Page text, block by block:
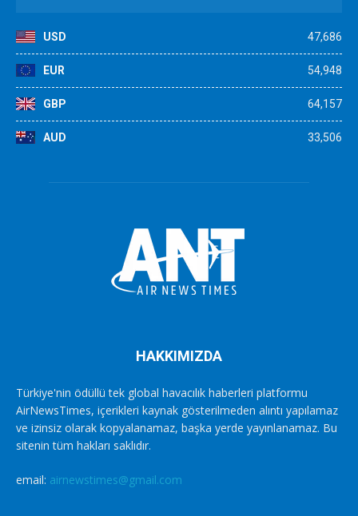
USD 47,686
EUR 54,948
GBP 64,157
AUD 33,506
HAKKIMIZDA
Türkiye'nin ödüllü tek global havacılık haberleri platformu
AirNewsTimes, içerikleri kaynak gösterilmeden alıntı yapılamaz
ve izinsiz olarak kopyalanamaz, başka yerde yayınlanamaz. Bu
sitenin tüm hakları saklıdır.
email: airnewstimes@gmail.com